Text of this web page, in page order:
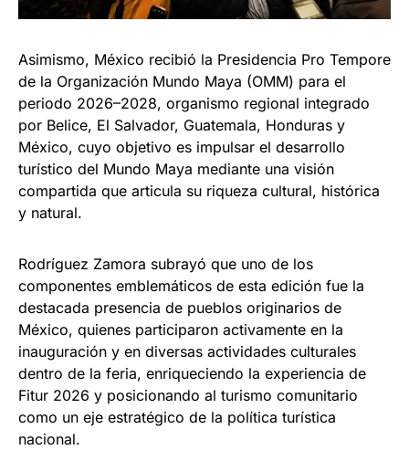
Asimismo, México recibió la Presidencia Pro Tempore
de la Organización Mundo Maya (OMM) para el
periodo 2026–2028, organismo regional integrado
por Belice, El Salvador, Guatemala, Honduras y
México, cuyo objetivo es impulsar el desarrollo
turístico del Mundo Maya mediante una visión
compartida que articula su riqueza cultural, histórica
y natural.
Rodríguez Zamora subrayó que uno de los
componentes emblemáticos de esta edición fue la
destacada presencia de pueblos originarios de
México, quienes participaron activamente en la
inauguración y en diversas actividades culturales
dentro de la feria, enriqueciendo la experiencia de
Fitur 2026 y posicionando al turismo comunitario
como un eje estratégico de la política turística
nacional.